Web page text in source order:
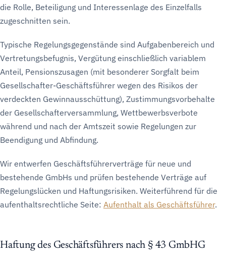
die Rolle, Beteiligung und Interessenlage des Einzelfalls
zugeschnitten sein.
Typische Regelungsgegenstände sind Aufgabenbereich und
Vertretungsbefugnis, Vergütung einschließlich variablem
Anteil, Pensionszusagen (mit besonderer Sorgfalt beim
Gesellschafter-Geschäftsführer wegen des Risikos der
verdeckten Gewinnausschüttung), Zustimmungsvorbehalte
der Gesellschafterversammlung, Wettbewerbsverbote
während und nach der Amtszeit sowie Regelungen zur
Beendigung und Abfindung.
Wir entwerfen Geschäftsführerverträge für neue und
bestehende GmbHs und prüfen bestehende Verträge auf
Regelungslücken und Haftungsrisiken. Weiterführend für die
aufenthaltsrechtliche Seite: Aufenthalt als Geschäftsführer.
Haftung des Geschäftsführers nach § 43 GmbHG